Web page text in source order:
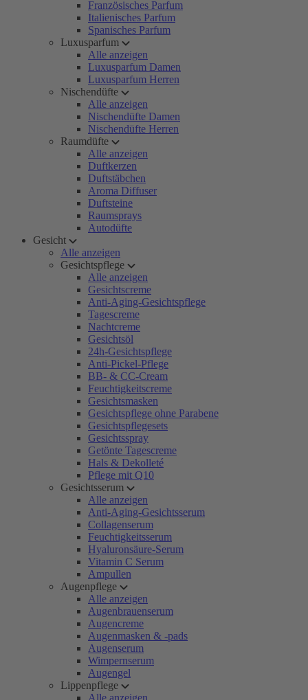
Französisches Parfum
Italienisches Parfum
Spanisches Parfum
Luxusparfum
Alle anzeigen
Luxusparfum Damen
Luxusparfum Herren
Nischendüfte
Alle anzeigen
Nischendüfte Damen
Nischendüfte Herren
Raumdüfte
Alle anzeigen
Duftkerzen
Duftstäbchen
Aroma Diffuser
Duftsteine
Raumsprays
Autodüfte
Gesicht
Alle anzeigen
Gesichtspflege
Alle anzeigen
Gesichtscreme
Anti-Aging-Gesichtspflege
Tagescreme
Nachtcreme
Gesichtsöl
24h-Gesichtspflege
Anti-Pickel-Pflege
BB- & CC-Cream
Feuchtigkeitscreme
Gesichtsmasken
Gesichtspflege ohne Parabene
Gesichtspflegesets
Gesichtsspray
Getönte Tagescreme
Hals & Dekolleté
Pflege mit Q10
Gesichtsserum
Alle anzeigen
Anti-Aging-Gesichtsserum
Collagenserum
Feuchtigkeitsserum
Hyaluronsäure-Serum
Vitamin C Serum
Ampullen
Augenpflege
Alle anzeigen
Augenbrauenserum
Augencreme
Augenmasken & -pads
Augenserum
Wimpernserum
Augengel
Lippenpflege
Alle anzeigen